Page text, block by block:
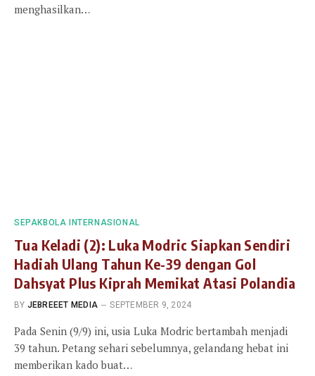
menghasilkan…
SEPAKBOLA INTERNASIONAL
Tua Keladi (2): Luka Modric Siapkan Sendiri
Hadiah Ulang Tahun Ke-39 dengan Gol
Dahsyat Plus Kiprah Memikat Atasi Polandia
BY JEBREEET MEDIA SEPTEMBER 9, 2024
Pada Senin (9/9) ini, usia Luka Modric bertambah menjadi
39 tahun. Petang sehari sebelumnya, gelandang hebat ini
memberikan kado buat…